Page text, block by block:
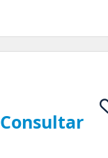
Consultar